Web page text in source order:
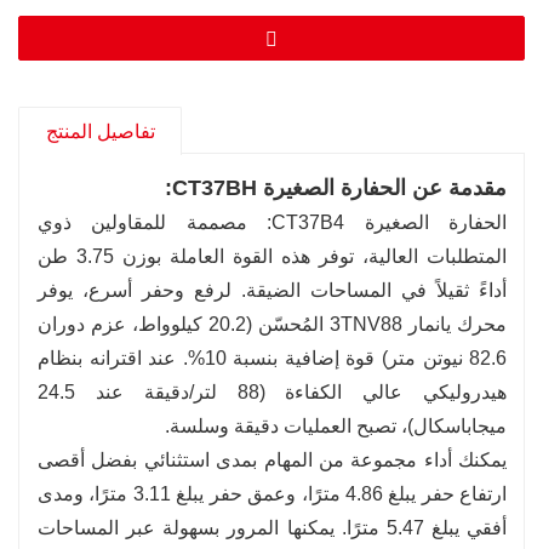
✅قدرة موسعة:
تحقيق أقصى ارتفاع حفر 4.86 متر،
وعمق حفر 3.11 متر، وأقصى مدى 5.47 متر
قوة حفر الجرافة 30.4 كيلو نيوتن وقوة
بسهولة.
✅تصميم مضغوط:
نصف قطر دوران خلفي 860 ملم
وعرض 1.72 متر لسهولة التنقل في المواقع الحضرية
والمقيدة.
✅صديق للأرض: متوسط ضغط التلامس الأرضي البالغ
32.0 كيلوباسكال يقلل من الأضرار السطحية على
التضاريس الحساسة.
تفاصيل المنتج
مقدمة عن الحفارة الصغيرة CT37BH:
الحفارة الصغيرة CT37B4: مصممة للمقاولين ذوي
المتطلبات العالية، توفر هذه القوة العاملة بوزن 3.75 طن
أداءً ثقيلاً في المساحات الضيقة. لرفع وحفر أسرع، يوفر
محرك يانمار 3TNV88 المُحسّن (20.2 كيلوواط، عزم دوران
82.6 نيوتن متر) قوة إضافية بنسبة 10%. عند اقترانه بنظام
هيدروليكي عالي الكفاءة (88 لتر/دقيقة عند 24.5
ميجاباسكال)، تصبح العمليات دقيقة وسلسة.
يمكنك أداء مجموعة من المهام بمدى استثنائي بفضل أقصى
ارتفاع حفر يبلغ 4.86 مترًا، وعمق حفر يبلغ 3.11 مترًا، ومدى
أفقي يبلغ 5.47 مترًا. يمكنها المرور بسهولة عبر المساحات